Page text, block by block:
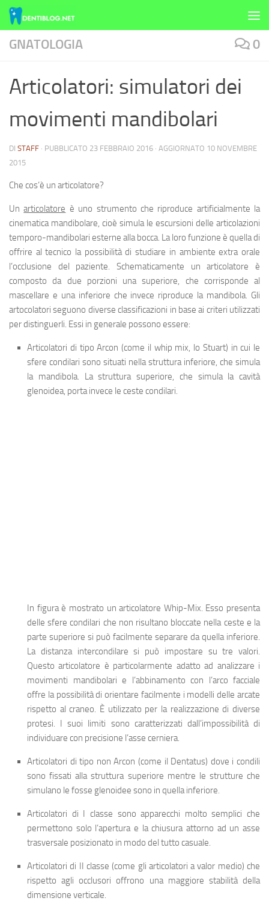
Skip to content
GNATOLOGIA 0
Articolatori: simulatori dei
movimenti mandibolari
DI STAFF · PUBBLICATO 23 FEBBRAIO 2016 · AGGIORNATO 10 NOVEMBRE
2015
Che cos’è un articolatore?
Unarticolatore è uno strumento che riproduce artificialmente la
cinematica mandibolare, cioè simula le escursioni delle articolazioni
temporo-mandibolari esterne alla bocca. La loro funzione è quella di
offrire al tecnico la possibilità di studiare in ambiente extra orale
l’occlusione del paziente. Schematicamente un articolatore è
composto da due porzioni una superiore, che corrisponde al
mascellare e una inferiore che invece riproduce la mandibola. Gli
artocolatori seguono diverse classificazioni in base ai criteri utilizzati
per distinguerli. Essi in generale possono essere:
Articolatori di tipo Arcon (come il whip mix, lo Stuart) in cui le
sfere condilari sono situati nella struttura inferiore, che simula
la mandibola. La struttura superiore, che simula la cavità
glenoidea, porta invece le ceste condilari.
In figura è mostrato un articolatore Whip-Mix. Esso presenta
delle sfere condilari che non risultano bloccate nella ceste e la
parte superiore si può facilmente separare da quella inferiore.
La distanza intercondilare si può impostare su tre valori.
Questo articolatore è particolarmente adatto ad analizzare i
movimenti mandibolari e l’abbinamento con l’arco facciale
offre la possibilità di orientare facilmente i modelli delle arcate
rispetto al craneo. È utilizzato per la realizzazione di diverse
protesi. I suoi limiti sono caratterizzati dall’impossibilità di
individuare con precisione l’asse cerniera.
Articolatori di tipo non Arcon (come il Dentatus) dove i condili
sono fissati alla struttura superiore mentre le strutture che
simulano le fosse glenoidee sono in quella inferiore.
Articolatori di I classe sono apparecchi molto semplici che
permettono solo l’apertura e la chiusura attorno ad un asse
trasversale posizionato in modo del tutto casuale.
Articolatori di II classe(come gli articolatori a valor medio) che
rispetto agli occlusori offrono una maggiore stabilità della
dimensione verticale.